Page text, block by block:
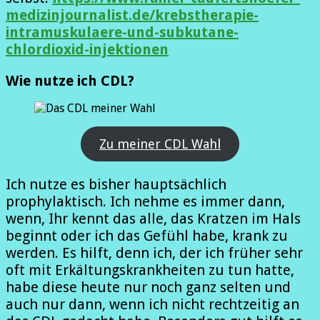
medizinjournalist.de/krebstherapie-
intramuskulaere-und-subkutane-
chlordioxid-injektionen
Wie nutze ich CDL?
Zu meiner CDL Wahl
Ich nutze es bisher hauptsächlich
prophylaktisch. Ich nehme es immer dann,
wenn, Ihr kennt das alle, das Kratzen im Hals
beginnt oder ich das Gefühl habe, krank zu
werden. Es hilft, denn ich, der ich früher sehr
oft mit Erkältungskrankheiten zu tun hatte,
habe diese heute nur noch ganz selten und
auch nur dann, wenn ich nicht rechtzeitig an